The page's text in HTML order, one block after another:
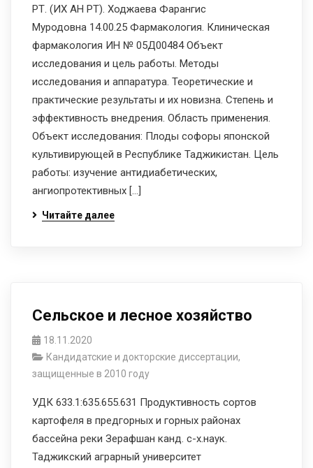
РТ. (ИХ АН РТ). Ходжаева Фарангис
Муродовна 14.00.25 Фармакология. Клиническая
фармакология ИН № 05Д00484 Объект
исследования и цель работы. Методы
исследования и аппаратура. Теоретические и
практические результаты и их новизна. Степень и
эффективность внедрения. Область применения.
Объект исследования: Плоды софоры японской
культивирующей в Республике Таджикистан. Цель
работы: изучение антидиабетических,
ангиопротективных […]
Читайте далее
Сельское и лесное хозяйство
18.11.2020
Кандидатские и докторские диссертации,
защищенные в 2010 году
УДК 633.1:635.655.631 Продуктивность сортов
картофеля в предгорных и горных районах
бассейна реки Зерафшан канд. с-х.наук.
Таджикский аграрный университет